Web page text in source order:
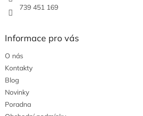
739 451 169
Informace pro vás
O nás
Kontakty
Blog
Novinky
Poradna